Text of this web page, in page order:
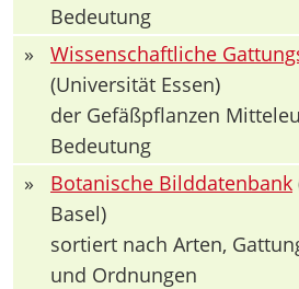
Bedeutung
»
Wissenschaftliche
(Universität Essen)
der Gefäßpflanzen
Bedeutung
»
Botanische Bilddatenbank
Basel)
sortiert nach Arten,
und Ordnungen